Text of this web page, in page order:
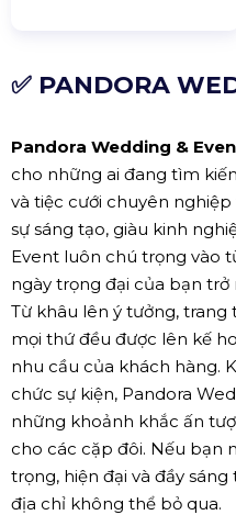
✅ PANDORA
Pandora Wedding &
cho những ai đang tìm
và tiệc cưới chuyên nghiệp
sự sáng tạo, giàu kinh
Event luôn chú trọng vào
ngày trọng đại của bạn
Từ khâu lên ý tưởng,
mọi thứ đều được lên kế
nhu cầu của khách hàng.
chức sự kiện, Pandora
những khoảnh khắc ấn
cho các cặp đôi. Nếu bạn
trọng, hiện đại và đầy
địa chỉ không thể bỏ qua.